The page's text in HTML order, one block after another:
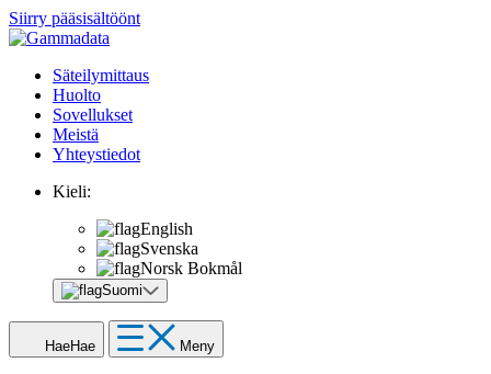
Siirry pääsisältöönt
Säteilymittaus
Huolto
Sovellukset
Meistä
Yhteystiedot
Kieli:
English
Svenska
Norsk Bokmål
Suomi
HaeHae Meny